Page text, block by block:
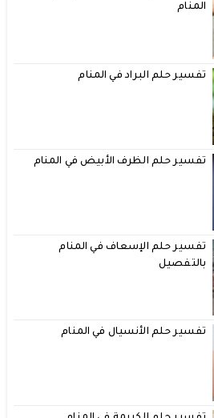
المنام
تفسير حلم البراد في المنام
تفسير حلم الظرف الأبيض في المنام
تفسير حلم الإسعاف في المنام
بالتفصيل
تفسير حلم الأنسيال في المنام